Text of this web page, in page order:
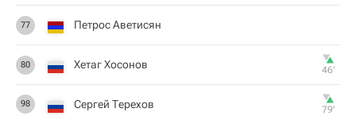
77 Петрос Аветисян
80 Хетаг Хосонов 46‎’‎
98 Сергей Терехов 79‎’‎